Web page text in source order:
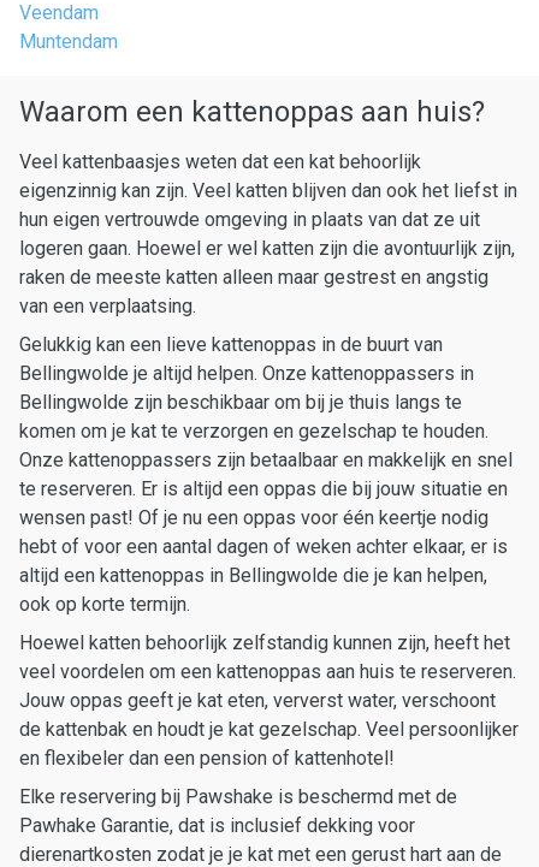
Veendam
Muntendam
Waarom een kattenoppas aan huis?
Veel kattenbaasjes weten dat een kat behoorlijk
eigenzinnig kan zijn. Veel katten blijven dan ook het liefst in
hun eigen vertrouwde omgeving in plaats van dat ze uit
logeren gaan. Hoewel er wel katten zijn die avontuurlijk zijn,
raken de meeste katten alleen maar gestrest en angstig
van een verplaatsing.
Gelukkig kan een lieve kattenoppas in de buurt van
Bellingwolde je altijd helpen. Onze kattenoppassers in
Bellingwolde zijn beschikbaar om bij je thuis langs te
komen om je kat te verzorgen en gezelschap te houden.
Onze kattenoppassers zijn betaalbaar en makkelijk en snel
te reserveren. Er is altijd een oppas die bij jouw situatie en
wensen past! Of je nu een oppas voor één keertje nodig
hebt of voor een aantal dagen of weken achter elkaar, er is
altijd een kattenoppas in Bellingwolde die je kan helpen,
ook op korte termijn.
Hoewel katten behoorlijk zelfstandig kunnen zijn, heeft het
veel voordelen om een kattenoppas aan huis te reserveren.
Jouw oppas geeft je kat eten, ververst water, verschoont
de kattenbak en houdt je kat gezelschap. Veel persoonlijker
en flexibeler dan een pension of kattenhotel!
Elke reservering bij Pawshake is beschermd met de
Pawhake Garantie, dat is inclusief dekking voor
dierenartkosten zodat je je kat met een gerust hart aan de